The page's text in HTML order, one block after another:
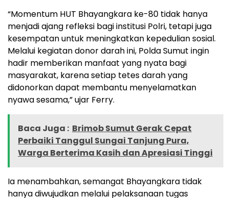
“Momentum HUT Bhayangkara ke-80 tidak hanya
menjadi ajang refleksi bagi institusi Polri, tetapi juga
kesempatan untuk meningkatkan kepedulian sosial.
Melalui kegiatan donor darah ini, Polda Sumut ingin
hadir memberikan manfaat yang nyata bagi
masyarakat, karena setiap tetes darah yang
didonorkan dapat membantu menyelamatkan
nyawa sesama,” ujar Ferry.
Baca Juga : Brimob Sumut Gerak Cepat
Perbaiki Tanggul Sungai Tanjung Pura,
Warga Berterima Kasih dan Apresiasi Tinggi
Ia menambahkan, semangat Bhayangkara tidak
hanya diwujudkan melalui pelaksanaan tugas